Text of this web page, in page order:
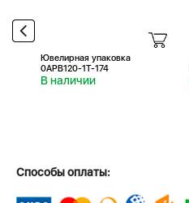
Ювелирная упаковка
0APB120-1T-174
В наличии
Способы оплаты: